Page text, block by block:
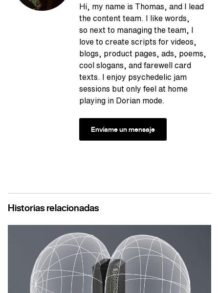
Hi, my name is Thomas, and I lead
the content team. I like words,
so next to managing the team, I
love to create scripts for videos,
blogs, product pages, ads, poems,
cool slogans, and farewell card
texts. I enjoy psychedelic jam
sessions but only feel at home
playing in Dorian mode.
Envíame un mensaje
Historias relacionadas